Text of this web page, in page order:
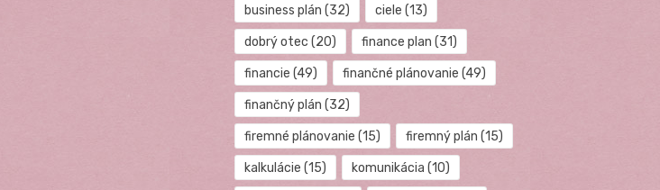
business plán (32) ciele (13)
dobrý otec (20) finance plan (31)
financie (49) finančné plánovanie (49)
finančný plán (32)
firemné plánovanie (15) firemný plán (15)
kalkulácie (15) komunikácia (10)